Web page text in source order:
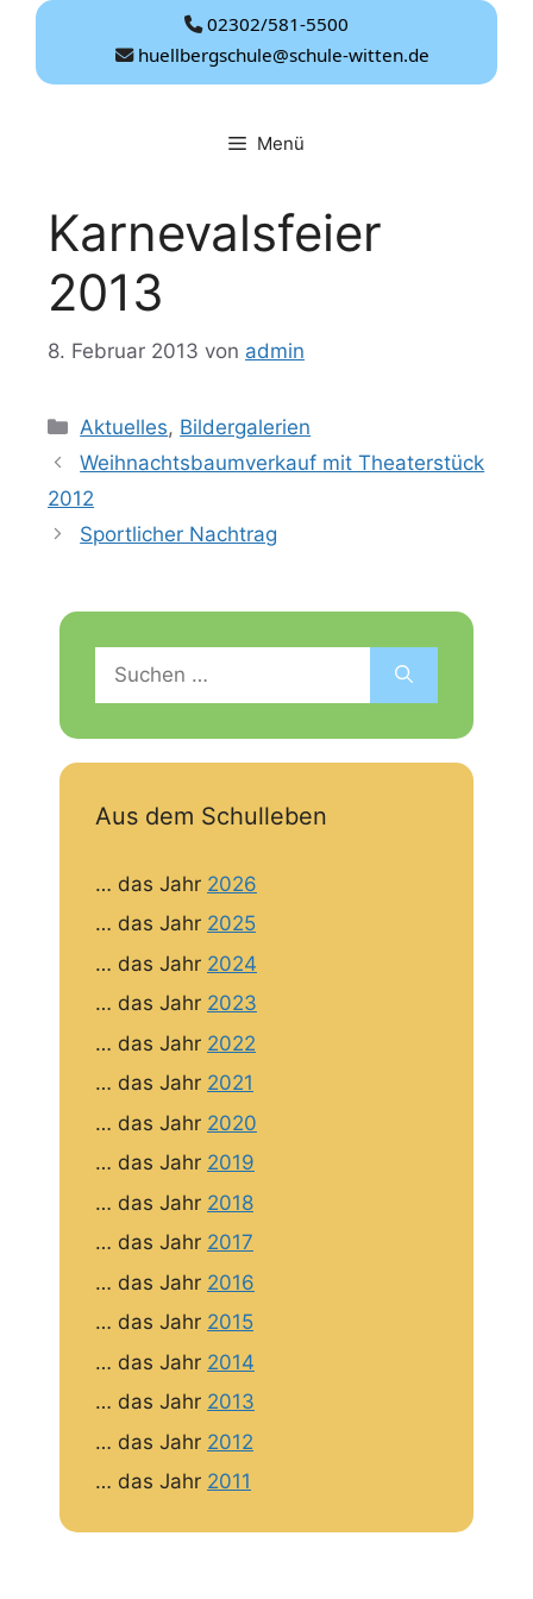
Zum
springen
02302/581-5500
huellbergschule@schule-witten.de
Menü
Karnevalsfeier
2013
8. Februar 2013 von admin
Kategorien
Aktuelles, Bildergalerien
Weihnachtsbaumverkauf mit Theaterstück
2012
Sportlicher Nachtrag
nach:
Aus dem Schulleben
… das Jahr 2026
… das Jahr 2025
… das Jahr 2024
… das Jahr 2023
… das Jahr 2022
… das Jahr 2021
… das Jahr 2020
… das Jahr 2019
… das Jahr 2018
… das Jahr 2017
… das Jahr 2016
… das Jahr 2015
… das Jahr 2014
… das Jahr 2013
… das Jahr 2012
… das Jahr 2011